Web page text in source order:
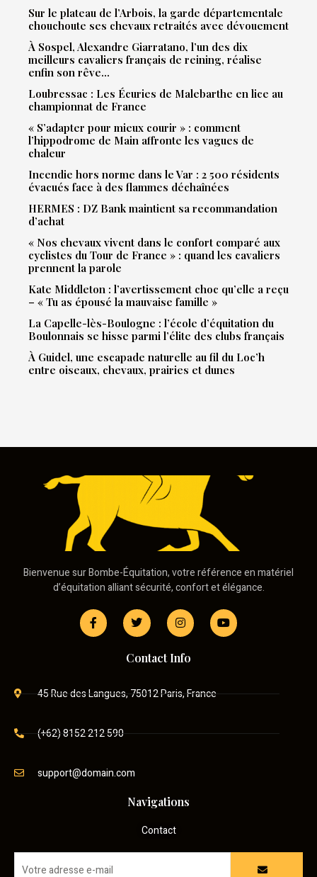
Sur le plateau de l’Arbois, la garde départementale
chouchoute ses chevaux retraités avec dévouement
À Sospel, Alexandre Giarratano, l’un des dix
meilleurs cavaliers français de reining, réalise
enfin son rêve…
Loubressac : Les Écuries de Malebarthe en lice au
championnat de France
« S’adapter pour mieux courir » : comment
l’hippodrome de Main affronte les vagues de
chaleur
Incendie hors norme dans le Var : 2 500 résidents
évacués face à des flammes déchaînées
HERMES : DZ Bank maintient sa recommandation
d’achat
« Nos chevaux vivent dans le confort comparé aux
cyclistes du Tour de France » : quand les cavaliers
prennent la parole
Kate Middleton : l’avertissement choc qu’elle a reçu
– « Tu as épousé la mauvaise famille »
La Capelle-lès-Boulogne : l’école d’équitation du
Boulonnais se hisse parmi l’élite des clubs français
À Guidel, une escapade naturelle au fil du Loc’h
entre oiseaux, chevaux, prairies et dunes
Bienvenue sur Bombe-Équitation, votre référence en matériel
d’équitation alliant sécurité, confort et élégance.
Contact Info
45 Rue des Langues, 75012 Paris, France
(+62) 8152 212 590
support@domain.com
Navigations
Contact